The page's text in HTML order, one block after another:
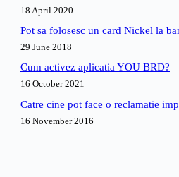
18 April 2020
Pot sa folosesc un card Nickel la
29 June 2018
Cum activez aplicatia YOU BRD?
16 October 2021
Catre cine pot face o reclamatie
16 November 2016